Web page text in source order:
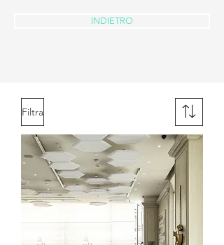
INDIETRO
Filtra